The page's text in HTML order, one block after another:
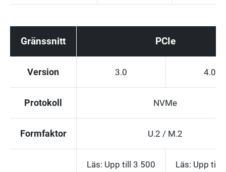
Gränssnitt PCIe
Version 3.0 4.0
Protokoll NVMe
Formfaktor U.2 / M.2
Läs: Upp till 3 500 Läs: Upp till